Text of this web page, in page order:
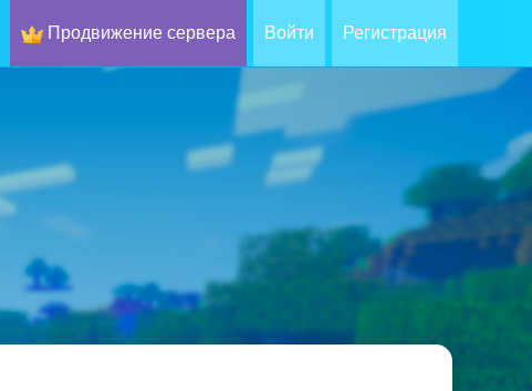
Продвижение сервера Войти Регистрация